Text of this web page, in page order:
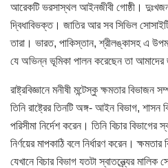
আরেকটি ভরসাস্থল আইনজীবী গোষ্ঠী।
দ্বিধাবিভক্ত। জাতির আর সব সিভিল
তারা। ভারত, পাকিস্তান, শ্রীলঙ্কাসহ এ
যে অভিন্ন ভূমিকা পালন করেছেন তা আমাদের
রাষ্ট্রবিজ্ঞানে মনীষী মন্টেস্কু ক্ষমতার
তিনি রাষ্ট্রের তিনটি অঙ্গ- আইন বিভাগ, শাসন
পরিসীমা নির্দেশ করেন। তিনি বিচার বিভাগের
নির্ণয়ের মাপকাঠি বলে নির্ধারণ করেন।
যেখানে বিচার বিভাগ যতটা স্বাতন্ত্র্যের